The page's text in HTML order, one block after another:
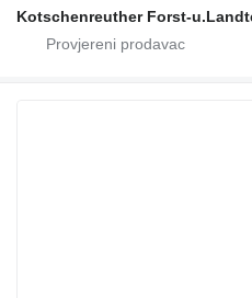
Kotschenreuther Forst-